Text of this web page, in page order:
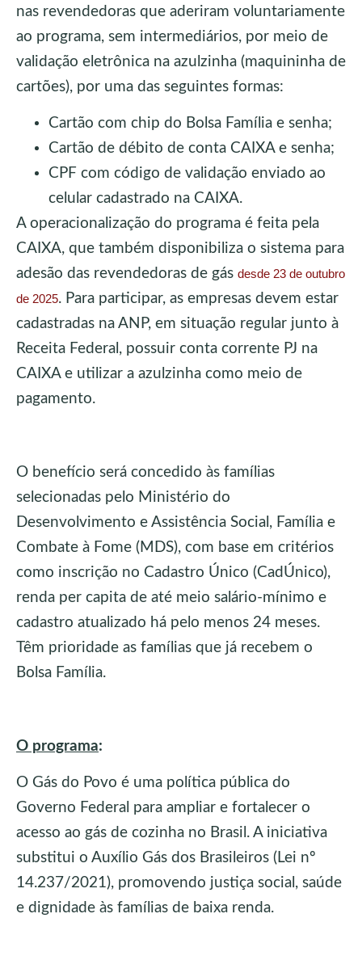
nas revendedoras que aderiram voluntariamente
ao programa, sem intermediários, por meio de
validação eletrônica na azulzinha (maquininha de
cartões), por uma das seguintes formas:
Cartão com chip do Bolsa Família e senha;
Cartão de débito de conta CAIXA e senha;
CPF com código de validação enviado ao
celular cadastrado na CAIXA.
A operacionalização do programa é feita pela
CAIXA, que também disponibiliza o sistema para
adesão das revendedoras de gás desde 23 de outubro
de 2025. Para participar, as empresas devem estar
cadastradas na ANP, em situação regular junto à
Receita Federal, possuir conta corrente PJ na
CAIXA e utilizar a azulzinha como meio de
pagamento.
O benefício será concedido às famílias
selecionadas pelo Ministério do
Desenvolvimento e Assistência Social, Família e
Combate à Fome (MDS), com base em critérios
como inscrição no Cadastro Único (CadÚnico),
renda per capita de até meio salário-mínimo e
cadastro atualizado há pelo menos 24 meses.
Têm prioridade as famílias que já recebem o
Bolsa Família.
O programa:
O Gás do Povo é uma política pública do
Governo Federal para ampliar e fortalecer o
acesso ao gás de cozinha no Brasil. A iniciativa
substitui o Auxílio Gás dos Brasileiros (Lei nº
14.237/2021), promovendo justiça social, saúde
e dignidade às famílias de baixa renda.